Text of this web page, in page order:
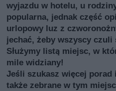
wyjazdu w hotelu, u
popularna, jednak część
urlopowy luz z
jechać, żeby wszyscy
Służymy listą miejsc, w
mile widziany!
Jeśli szukasz więcej
także zebrane w tym